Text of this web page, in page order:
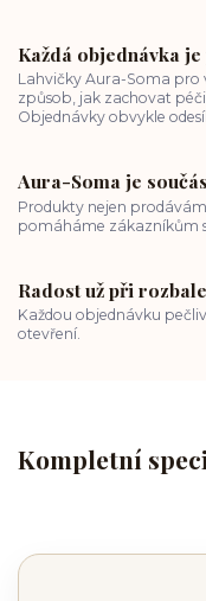
Každá objednávka
Lahvičky Aura-Soma pro
způsob, jak zachovat
Objednávky obvykle
Aura-Soma je
Produkty nejen
pomáháme zákazníkům
Radost už při
Každou objednávku
otevření.
Kompletní